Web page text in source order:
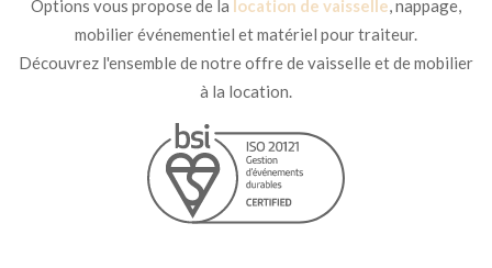
Options vous propose de la location de vaisselle, nappage,
mobilier événementiel et matériel pour traiteur.
Découvrez l'ensemble de notre offre de vaisselle et de mobilier
à la location.